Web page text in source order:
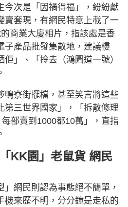
今次是「因禍得福」，紛紛獻
賣套現，有網民特意上載了一
商業大廈相片，指該處是香
子產品批發集散地，建議樓
」、「拎去（鴻圖道一號）
鴨寮街擺檔，甚至笑言將這些
第三世界國家」，「拆散修理
部賣到1000都10萬」，直指
KK園」老鼠貨 網民
」網民則認為事態絕不簡單，
機來歷不明，分分鐘是走私的